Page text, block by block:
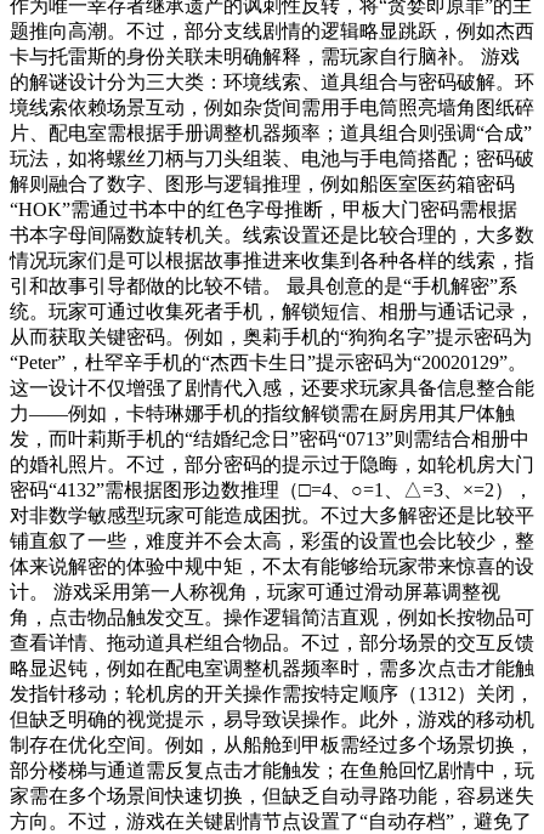
作为唯一幸存者继承遗产的讽刺性反转，将“贪婪即原罪”的主
题推向高潮。不过，部分支线剧情的逻辑略显跳跃，例如杰西
卡与托雷斯的身份关联未明确解释，需玩家自行脑补。 游戏
的解谜设计分为三大类：环境线索、道具组合与密码破解。环
境线索依赖场景互动，例如杂货间需用手电筒照亮墙角图纸碎
片、配电室需根据手册调整机器频率；道具组合则强调“合成”
玩法，如将螺丝刀柄与刀头组装、电池与手电筒搭配；密码破
解则融合了数字、图形与逻辑推理，例如船医室医药箱密码
“HOK”需通过书本中的红色字母推断，甲板大门密码需根据
书本字母间隔数旋转机关。线索设置还是比较合理的，大多数
情况玩家们是可以根据故事推进来收集到各种各样的线索，指
引和故事引导都做的比较不错。 最具创意的是“手机解密”系
统。玩家可通过收集死者手机，解锁短信、相册与通话记录，
从而获取关键密码。例如，奥莉手机的“狗狗名字”提示密码为
“Peter”，杜罕辛手机的“杰西卡生日”提示密码为“20020129”。
这一设计不仅增强了剧情代入感，还要求玩家具备信息整合能
力——例如，卡特琳娜手机的指纹解锁需在厨房用其尸体触
发，而叶莉斯手机的“结婚纪念日”密码“0713”则需结合相册中
的婚礼照片。不过，部分密码的提示过于隐晦，如轮机房大门
密码“4132”需根据图形边数推理（□=4、○=1、△=3、×=2），
对非数学敏感型玩家可能造成困扰。不过大多解密还是比较平
铺直叙了一些，难度并不会太高，彩蛋的设置也会比较少，整
体来说解密的体验中规中矩，不太有能够给玩家带来惊喜的设
计。 游戏采用第一人称视角，玩家可通过滑动屏幕调整视
角，点击物品触发交互。操作逻辑简洁直观，例如长按物品可
查看详情、拖动道具栏组合物品。不过，部分场景的交互反馈
略显迟钝，例如在配电室调整机器频率时，需多次点击才能触
发指针移动；轮机房的开关操作需按特定顺序（1312）关闭，
但缺乏明确的视觉提示，易导致误操作。此外，游戏的移动机
制存在优化空间。例如，从船舱到甲板需经过多个场景切换，
部分楼梯与通道需反复点击才能触发；在鱼舱回忆剧情中，玩
家需在多个场景间快速切换，但缺乏自动寻路功能，容易迷失
方向。不过，游戏在关键剧情节点设置了“自动存档”，避免了